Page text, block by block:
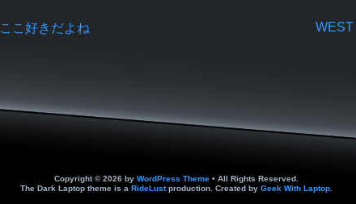
ここ好きだよね WEST
Copyright © 2026 by WordPress Theme • All Rights Reserved.
The Dark Laptop theme is a RideLustproduction. Created by Geek With Laptop